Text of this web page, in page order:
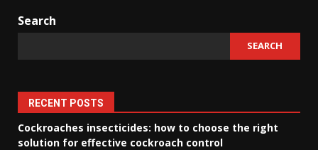
Search
SEARCH
RECENT POSTS
Cockroaches insecticides: how to choose the right
solution for effective cockroach control